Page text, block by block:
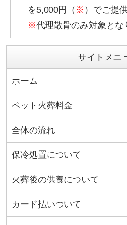
を5,000円（ ※ ）でご提
※代理散骨のみ対象とな
サイトメニ
ホーム
ペット火葬料金
全体の流れ
保冷処置について
火葬後の供養について
カード払いついて